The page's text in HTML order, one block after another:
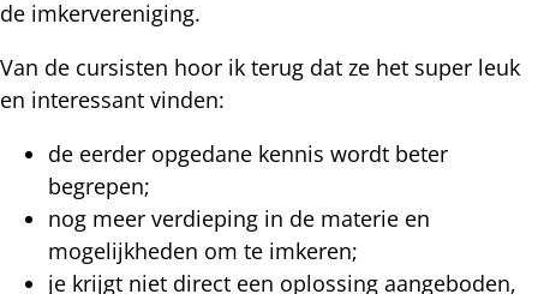
de imkervereniging.
Van de cursisten hoor ik terug dat ze het super leuk
en interessant vinden:
de eerder opgedane kennis wordt beter
begrepen;
nog meer verdieping in de materie en
mogelijkheden om te imkeren;
je krijgt niet direct een oplossing aangeboden,